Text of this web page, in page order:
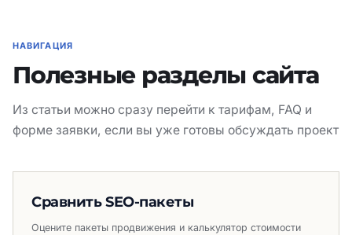
НАВИГАЦИЯ
Полезные разделы сайта
Из статьи можно сразу перейти к тарифам, FAQ и
форме заявки, если вы уже готовы обсуждать проект
Сравнить SEO-пакеты
Оцените пакеты продвижения и калькулятор стоимости